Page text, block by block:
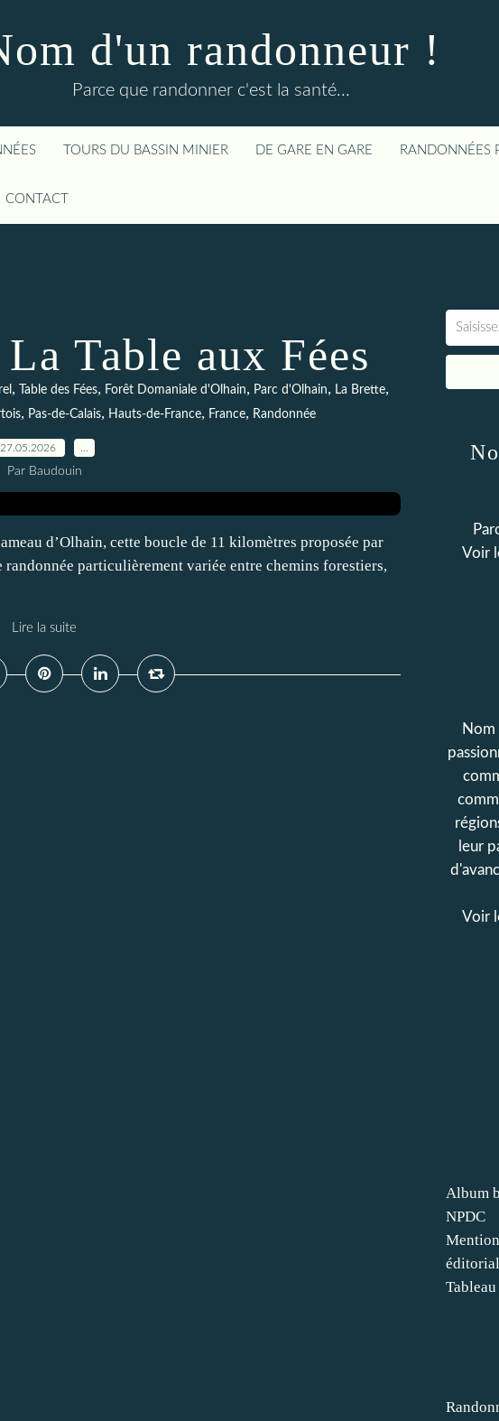
d'un randonneur !
Parce que randonner c'est la santé...
TOURS DU BASSIN MINIER DE GARE EN GARE RANDONNÉES
CONTACT
Table aux Fées
, Table des Fées, Forêt Domaniale d'Olhain, Parc d'Olhain, La Brette,
, Pas-de-Calais, Hauts-de-France, France, Randonnée
27.05.2026
Par Baudouin
d’Olhain, cette boucle de 11 kilomètres proposée par
particulièrement variée entre chemins forestiers,
Lire la suite
Album
NPDC
Voir
Nom
leur
Voir